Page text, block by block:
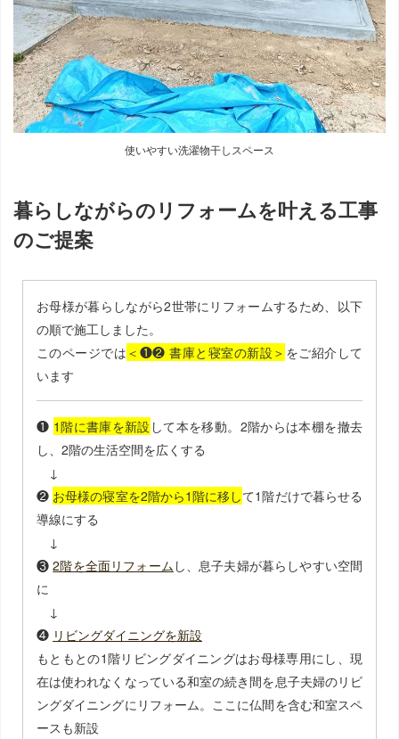
使いやすい洗濯物干しスペース
暮らしながらのリフォームを叶える工事
のご提案
お母様が暮らしながら2世帯にリフォームするため、以下
の順で施工しました。
このページでは ＜❶❷ 書庫と寝室の新設＞ をご紹介して
います
❶ 1階に書庫を新設 して本を移動。2階からは本棚を撤去
し、2階の生活空間を広くする
↓
❷ お母様の寝室を2階から1階に移して1階だけで暮らせる
導線にする
↓
❸2階を全面リフォーム し、息子夫婦が暮らしやすい空間
に
↓
❹ リビングダイニングを新設
もともとの1階リビングダイニングはお母様専用にし、現
在は使われなくなっている和室の続き間を息子夫婦のリビ
ングダイニングにリフォーム。ここに仏間を含む和室スペ
ースも新設